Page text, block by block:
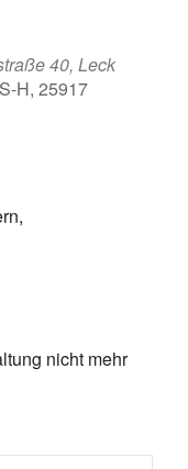
40, Leck
H, 25917
nicht mehr